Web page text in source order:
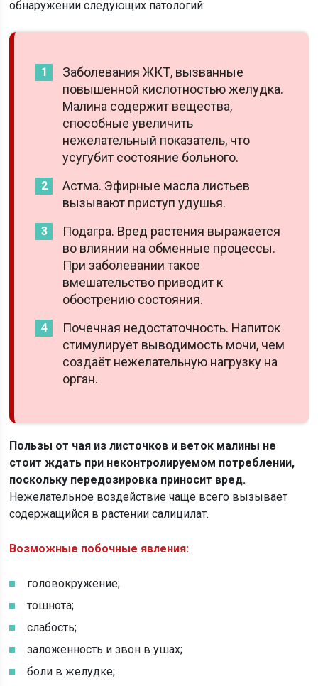
обнаружении следующих патологий:
Заболевания ЖКТ, вызванные
повышенной кислотностью желудка.
Малина содержит вещества,
способные увеличить
нежелательный показатель, что
усугубит состояние больного.
Астма. Эфирные масла листьев
вызывают приступ удушья.
Подагра. Вред растения выражается
во влиянии на обменные процессы.
При заболевании такое
вмешательство приводит к
обострению состояния.
Почечная недостаточность. Напиток
стимулирует выводимость мочи, чем
создаёт нежелательную нагрузку на
орган.
Пользы от чая из листочков и веток малины не
стоит ждать при неконтролируемом потреблении,
поскольку передозировка приносит вред.
Нежелательное воздействие чаще всего вызывает
содержащийся в растении салицилат.
Возможные побочные явления:
головокружение;
тошнота;
слабость;
заложенность и звон в ушах;
боли в желудке;